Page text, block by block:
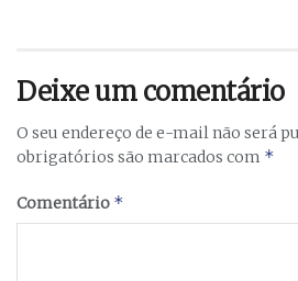
Deixe um comentário
O seu endereço de e-mail não será
obrigatórios são marcados com *
Comentário *